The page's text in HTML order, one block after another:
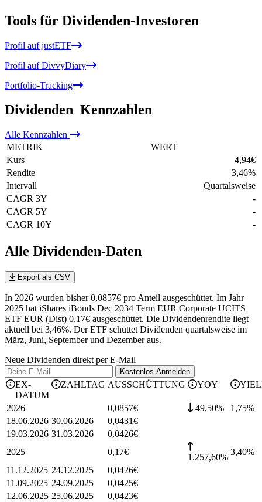
Tools für Dividenden-Investoren
Profil auf justETF
Profil auf DivvyDiary
Portfolio-Tracking
Dividenden Kennzahlen
Alle Kennzahlen
METRIK
WERT
Kurs
4,94€
Rendite
3,46%
Intervall
Quartalsweise
CAGR 3Y
-
CAGR 5Y
-
CAGR 10Y
-
Alle Dividenden-Daten
Export als CSV
In 2026 wurden bisher 0,0857€ pro Anteil ausgeschüttet. Im Jahr
2025 hat iShares iBonds Dec 2034 Term EUR Corporate UCITS
ETF EUR (Dist) 0,17€ ausgeschüttet. Die Dividendenrendite liegt
aktuell bei 3,46%. Der ETF schüttet Dividenden quartalsweise im
März, Juni, September und Dezember aus.
Neue Dividenden direkt per E-Mail
Kostenlos Anmelden
EX-
DATUM
ZAHLTAG AUSSCHÜTTUNG YOY
2026 0,0857€ 49,50% 1,75%
18.06.2026 30.06.2026 0,0431€
19.03.2026 31.03.2026 0,0426€
2025
0,17€
1.257,60%
3,40%
11.12.2025 24.12.2025 0,0426€
11.09.2025 24.09.2025 0,0425€
12.06.2025 25.06.2025 0,0423€